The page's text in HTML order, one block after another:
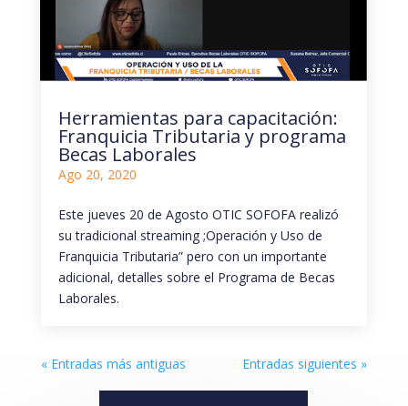
Herramientas para capacitación:
Franquicia Tributaria y programa
Becas Laborales
Ago 20, 2020
Este jueves 20 de Agosto OTIC SOFOFA realizó
su tradicional streaming ;Operación y Uso de
Franquicia Tributaria” pero con un importante
adicional, detalles sobre el Programa de Becas
Laborales.
« Entradas más antiguas Entradas siguientes »